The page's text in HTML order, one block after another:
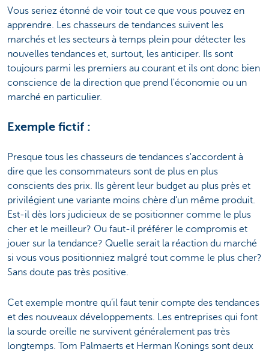
Vous seriez étonné de voir tout ce que vous pouvez en
apprendre. Les chasseurs de tendances suivent les
marchés et les secteurs à temps plein pour détecter les
nouvelles tendances et, surtout, les anticiper. Ils sont
toujours parmi les premiers au courant et ils ont donc bien
conscience de la direction que prend l'économie ou un
marché en particulier.
Exemple fictif :
Presque tous les chasseurs de tendances s'accordent à
dire que les consommateurs sont de plus en plus
conscients des prix. Ils gèrent leur budget au plus près et
privilégient une variante moins chère d’un même produit.
Est-il dès lors judicieux de se positionner comme le plus
cher et le meilleur? Ou faut-il préférer le compromis et
jouer sur la tendance? Quelle serait la réaction du marché
si vous vous positionniez malgré tout comme le plus cher?
Sans doute pas très positive.
Cet exemple montre qu’il faut tenir compte des tendances
et des nouveaux développements. Les entreprises qui font
la sourde oreille ne survivent généralement pas très
longtemps. Tom Palmaerts et Herman Konings sont deux